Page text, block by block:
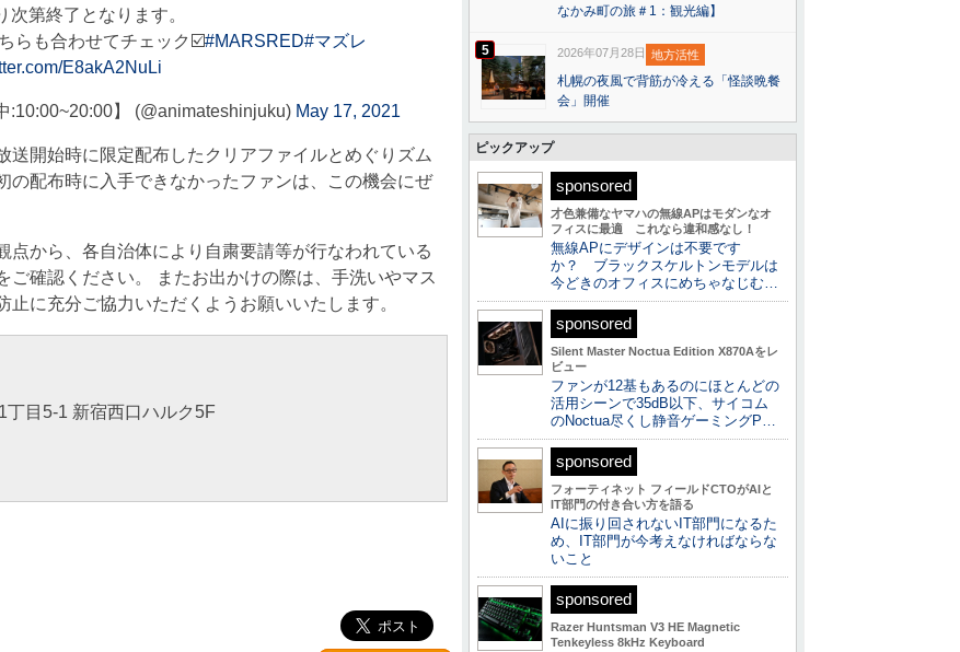
第終了となります。
らも合わせてチェック☑️#MARSRED#マズレ
E8akA2NuLi
】 (@animateshinjuku) May 17, 2021
開始時に限定配布したクリアファイルとめぐりズム
の配布時に入手できなかったファンは、この機会にぜ
から、各自治体により自粛要請等が行なわれている
確認ください。 またお出かけの際は、手洗いやマス
に充分ご協力いただくようお願いいたします。
目5-1 新宿西口ハルク5F
なかみ町の旅＃1：観光編】
5 2026年07月28日 地方活性
札幌の夜風で背筋が冷える「怪談晩餐
会」開催
ピックアップ
sponsored
才色兼備なヤマハの無線APはモダンなオ
フィスに最適 これなら違和感なし！
無線APにデザインは不要です
か？ ブラックスケルトンモデルは
今どきのオフィスにめちゃなじむ…
sponsored
Silent Master Noctua Edition X870Aをレ
ビュー
ファンが12基もあるのにほとんどの
活用シーンで35dB以下、サイコム
のNoctua尽くし静音ゲーミングP…
sponsored
フォーティネット フィールドCTOがAIと
IT部門の付き合い方を語る
AIに振り回されないIT部門になるた
め、IT部門が今考えなければならな
いこと
sponsored
Razer Huntsman V3 HE Magnetic
Tenkeyless 8kHz Keyboard